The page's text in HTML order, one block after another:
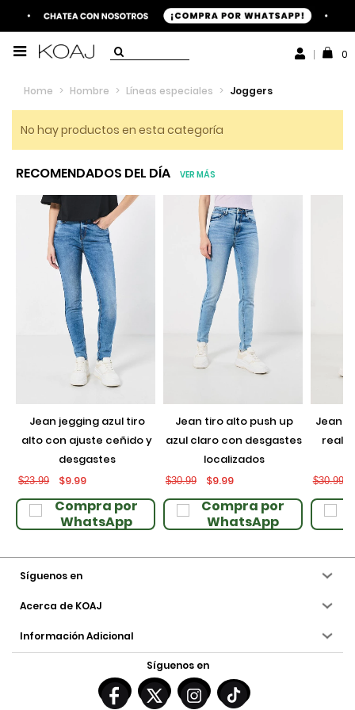
0
Home > Hombre > Líneas especiales > Joggers
No hay productos en esta categoría
RECOMENDADOS DEL DÍA VER MÁS
jean jegging azul tiro
alto con ajuste ceñido y
desgastes
$23.99 $9.99
Compra por
WhatsApp
jean tiro alto push up
azul claro con desgastes
localizados
$30.99 $9.99
Compra por
WhatsApp
jean push up negro con
$30.99
Síguenos en
Acerca de KOAJ
Información Adicional
Síguenos en